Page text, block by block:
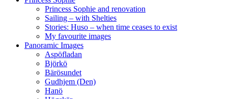
Princess Sophie and renovation
Sailing – with Shelties
Stories: Huso – when time ceases to exist
My favourite images
Panoramic Images
Aspöfladan
Björkö
Bärösundet
Gudhjem (Den)
Hanö